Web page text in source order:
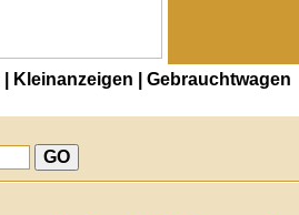
| Kleinanzeigen
| Gebrauchtwagen